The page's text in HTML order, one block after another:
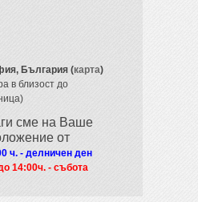
България (карта)
в близост до
сме на Ваше
от
ч. - делничен ден
14:00ч. - събота